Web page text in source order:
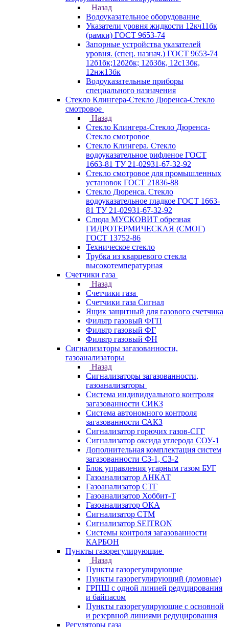
Назад
Водоуказательное оборудование
Указатели уровня жидкости 12кч11бк
(рамки) ГОСТ 9653-74
Запорные устройства указателей
уровня. (спец. назнач.) ГОСТ 9653-74
12б1бк;12б2бк; 12б3бк, 12с13бк,
12нж13бк
Водоуказательные приборы
специального назначения
Стекло Клингера-Стекло Дюренса-Стекло
смотровое
Назад
Стекло Клингера-Стекло Дюренса-
Стекло смотровое
Стекло Клингера. Стекло
водоуказательное рифленое ГОСТ
1663-81 ТУ 21-02931-67-32-92
Стекло смотровое для промышленных
установок ГОСТ 21836-88
Стекло Дюренса. Стекло
водоуказательное гладкое ГОСТ 1663-
81 ТУ 21-02931-67-32-92
Слюда МУСКОВИТ обрезная
ГИДРОТЕРМИЧЕСКАЯ (СМОГ)
ГОСТ 13752-86
Техническое стекло
Трубка из кварцевого стекла
высокотемпературная
Счетчики газа
Назад
Счетчики газа
Счетчики газа Сигнал
Ящик защитный для газового счетчика
Фильтр газовый ФГП
Фильтр газовый ФГ
Фильтр газовый ФН
Сигнализаторы загазованности,
газоанализаторы
Назад
Сигнализаторы загазованности,
газоанализаторы
Система индивидуального контроля
загазованности СИКЗ
Система автономного контроля
загазованности САКЗ
Сигнализатор горючих газов-СГГ
Сигнализатор оксида углерода СОУ-1
Дополнительная комплектация систем
загазованности СЗ-1, СЗ-2
Блок управления угарным газом БУГ
Газоанализатор АНКАТ
Газоанализатор СТГ
Газоанализатор Хоббит-Т
Газоанализатор ОКА
Сигнализатор СТМ
Сигнализатор SEITRON
Системы контроля загазованности
КАРБОН
Пункты газорегулирующие
Назад
Пункты газорегулирующие
Пункты газорегулирующий (домовые)
ГРПШ с одной линией редуцирования
и байпасом
Пункты газорегулирующие с основной
и резервной линиями редуцирования
Регуляторы газа